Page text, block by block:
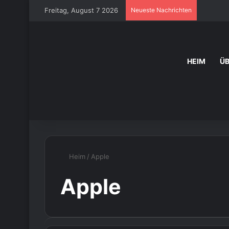
Freitag, August 7 2026 Neueste Nachrichten
HEIM
Heim / Apple
Apple